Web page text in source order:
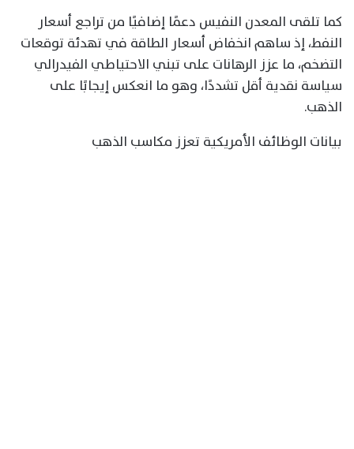
كما تلقى المعدن النفيس دعمًا إضافيًا من تراجع أسعار
النفط، إذ ساهم انخفاض أسعار الطاقة في تهدئة توقعات
التضخم، ما عزز الرهانات على تبني الاحتياطي الفيدرالي
سياسة نقدية أقل تشددًا، وهو ما انعكس إيجابًا على
الذهب.
بيانات الوظائف الأمريكية تعزز مكاسب الذهب